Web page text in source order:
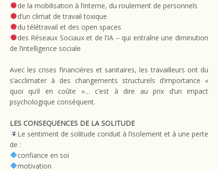
de la mobilisation à l’interne, du roulement de personnels
d’un climat de travail toxique
du télétravail et des open spaces
des Réseaux Sociaux et de l’IA – qui entraîne une diminution
de l’intelligence sociale
Avec les crises financières et sanitaires, les travailleurs ont du
s’acclimater à des changements structurels d’importance «
quoi qu’il en coûte »… c’est à dire au prix d’un impact
psychologique conséquent.
LES CONSEQUENCES DE LA SOLITUDE
Le sentiment de solitude conduit à l’isolement et à une perte
de :
confiance en soi
motivation